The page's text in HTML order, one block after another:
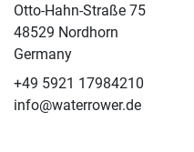
Otto-Hahn-Straße 75
48529 Nordhorn
Germany
+49 5921 17984210
info@waterrower.de